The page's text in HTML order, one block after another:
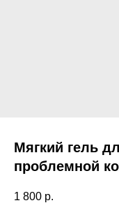
Мягкий гель
проблемной
1 800 р.